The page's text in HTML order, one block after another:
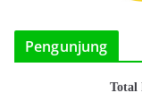
Pengunjung
Total